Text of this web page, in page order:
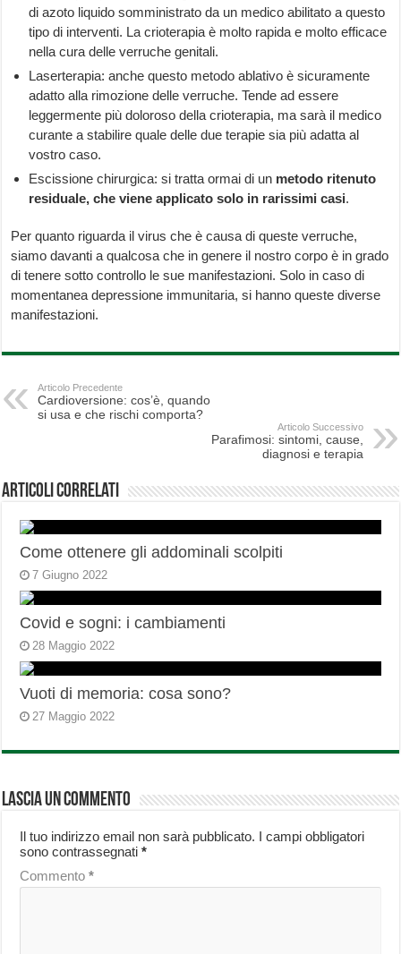
di azoto liquido somministrato da un medico abilitato a questo
tipo di interventi. La crioterapia è molto rapida e molto efficace
nella cura delle verruche genitali.
Laserterapia: anche questo metodo ablativo è sicuramente
adatto alla rimozione delle verruche. Tende ad essere
leggermente più doloroso della crioterapia, ma sarà il medico
curante a stabilire quale delle due terapie sia più adatta al
vostro caso.
Escissione chirurgica: si tratta ormai di un metodo ritenuto
residuale, che viene applicato solo in rarissimi casi.
Per quanto riguarda il virus che è causa di queste verruche,
siamo davanti a qualcosa che in genere il nostro corpo è in grado
di tenere sotto controllo le sue manifestazioni. Solo in caso di
momentanea depressione immunitaria, si hanno queste diverse
manifestazioni.
Articolo Precedente
Cardioversione: cos’è, quando
si usa e che rischi comporta?
Articolo Successivo
Parafimosi: sintomi, cause,
diagnosi e terapia
Articoli correlati
Come ottenere gli addominali scolpiti
7 Giugno 2022
Covid e sogni: i cambiamenti
28 Maggio 2022
Vuoti di memoria: cosa sono?
27 Maggio 2022
Lascia un commento
Il tuo indirizzo email non sarà pubblicato. I campi obbligatori
sono contrassegnati*
Commento*